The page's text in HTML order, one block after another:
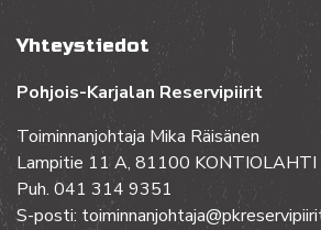
Yhteystiedot
Pohjois-Karjalan Reservipiirit
Toiminnanjohtaja Mika Räisänen
Lampitie 11 A, 81100 KONTIOLAHTI
Puh. 041 314 9351
S-posti: